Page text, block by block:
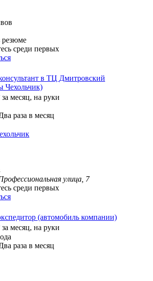
среди первых
в ТЦ Дмитровский
Чехольчик)
за месяц, на руки
раза в месяц
улица, 7
среди первых
(автомобиль компании)
за месяц, на руки
раза в месяц